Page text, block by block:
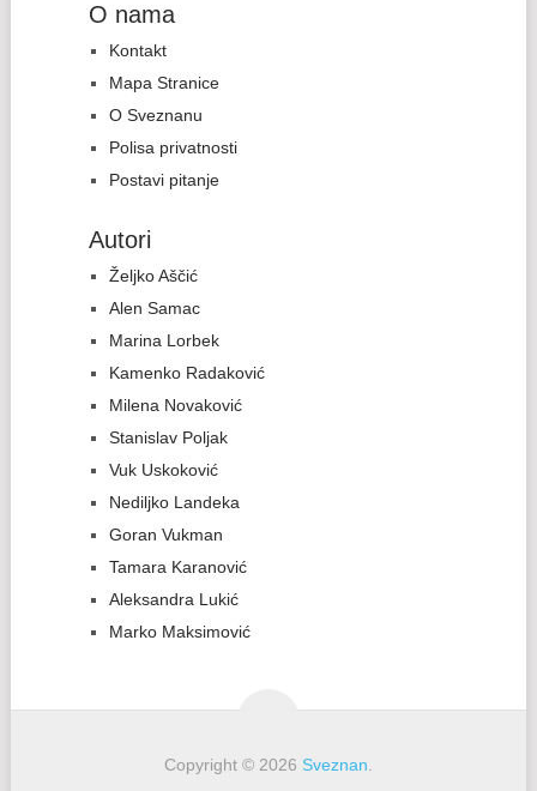
O nama
Kontakt
Mapa Stranice
O Sveznanu
Polisa privatnosti
Postavi pitanje
Autori
Željko Aščić
Alen Samac
Marina Lorbek
Kamenko Radaković
Milena Novaković
Stanislav Poljak
Vuk Uskoković
Nediljko Landeka
Goran Vukman
Tamara Karanović
Aleksandra Lukić
Marko Maksimović
Copyright © 2026 Sveznan